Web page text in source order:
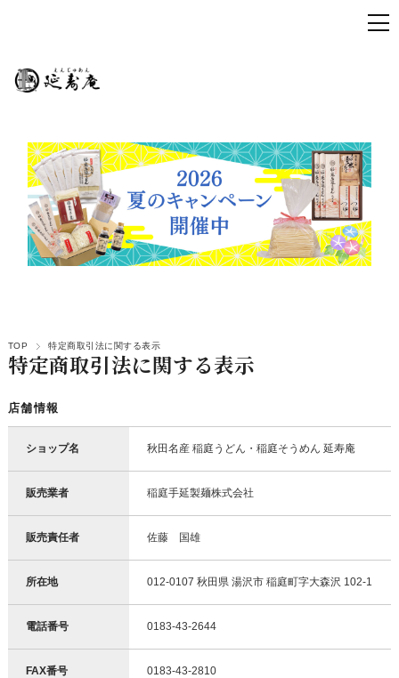
TOP 特定商取引法に関する表示
特定商取引法に関する表示
店舗情報
ショップ名 秋田名産 稲庭うどん・稲庭そうめん 延寿庵
販売業者 稲庭手延製麺株式会社
販売責任者 佐藤 国雄
所在地 012-0107 秋田県 湯沢市 稲庭町字大森沢 102-1
電話番号 0183-43-2644
FAX番号 0183-43-2810